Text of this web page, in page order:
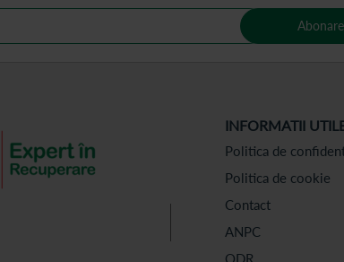
Abonare
INFORMATII
Politica de
Politica de cookie
Contact
ANPC
ODR